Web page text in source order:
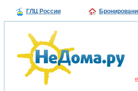
ГЛЦ России